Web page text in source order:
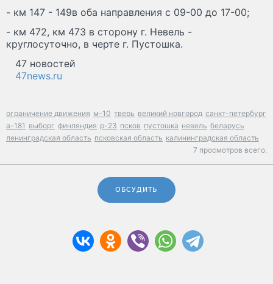
- км 147 - 149в оба направления с 09-00 до 17-00;
- км 472, км 473 в сторону г. Невель -
круглосуточно, в черте г. Пустошка.
47 новостей
47news.ru
ограничение движения м-10 тверь великий новгород санкт-петербург
а-181 выборг финляндия р-23 псков пустошка невель беларусь
ленинградская область псковская область калининградская область
7 просмотров всего.
ОБСУДИТЬ